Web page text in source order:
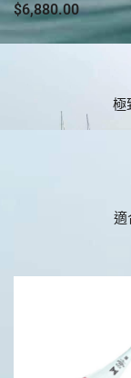
$6,880.00
極
適